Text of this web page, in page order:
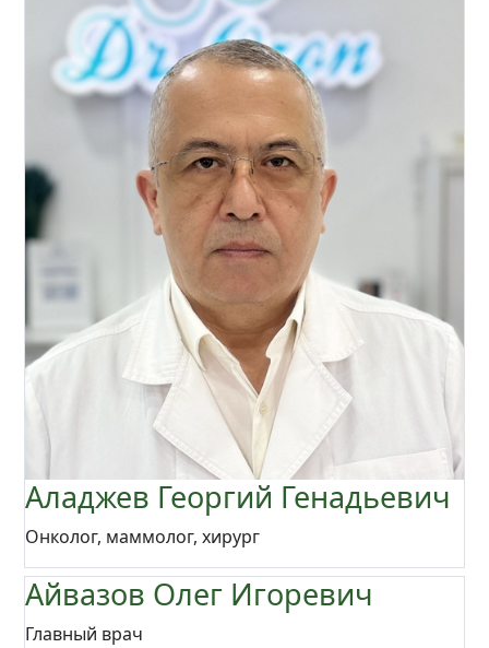
Аладжев Георгий Генадьевич
Онколог, маммолог, хирург
Айвазов Олег Игоревич
Главный врач